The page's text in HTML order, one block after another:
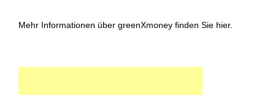
Mehr Informationen über greenXmoney finden Sie hier.